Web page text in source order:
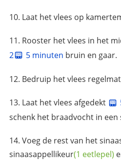
Laat het vlees op
Rooster het vlees in het
2
5 minuten bruin en gaar.
Bedruip het vlees
Laat het vlees afgedekt
schenk het braadvocht in een
Voeg de rest van het
sinaasappellikeur(1 eetlepel)